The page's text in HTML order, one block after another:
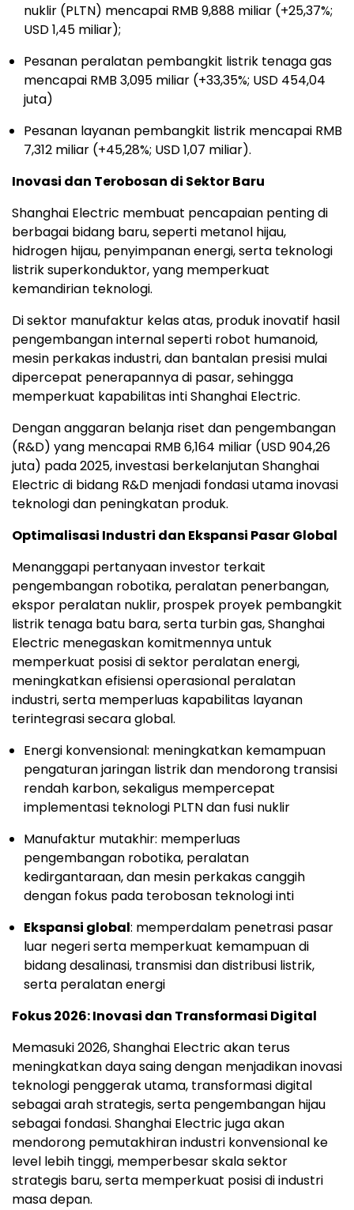
nuklir (PLTN) mencapai RMB 9,888 miliar (+25,37%;
USD 1,45 miliar);
Pesanan peralatan pembangkit listrik tenaga gas
mencapai RMB 3,095 miliar (+33,35%; USD 454,04
juta)
Pesanan layanan pembangkit listrik mencapai RMB
7,312 miliar (+45,28%; USD 1,07 miliar).
Inovasi dan Terobosan di Sektor Baru
Shanghai Electric membuat pencapaian penting di
berbagai bidang baru, seperti metanol hijau,
hidrogen hijau, penyimpanan energi, serta teknologi
listrik superkonduktor, yang memperkuat
kemandirian teknologi.
Di sektor manufaktur kelas atas, produk inovatif hasil
pengembangan internal seperti robot humanoid,
mesin perkakas industri, dan bantalan presisi mulai
dipercepat penerapannya di pasar, sehingga
memperkuat kapabilitas inti Shanghai Electric.
Dengan anggaran belanja riset dan pengembangan
(R&D) yang mencapai RMB 6,164 miliar (USD 904,26
juta) pada 2025, investasi berkelanjutan Shanghai
Electric di bidang R&D menjadi fondasi utama inovasi
teknologi dan peningkatan produk.
Optimalisasi Industri dan Ekspansi Pasar Global
Menanggapi pertanyaan investor terkait
pengembangan robotika, peralatan penerbangan,
ekspor peralatan nuklir, prospek proyek pembangkit
listrik tenaga batu bara, serta turbin gas, Shanghai
Electric menegaskan komitmennya untuk
memperkuat posisi di sektor peralatan energi,
meningkatkan efisiensi operasional peralatan
industri, serta memperluas kapabilitas layanan
terintegrasi secara global.
Energi konvensional: meningkatkan kemampuan
pengaturan jaringan listrik dan mendorong transisi
rendah karbon, sekaligus mempercepat
implementasi teknologi PLTN dan fusi nuklir
Manufaktur mutakhir: memperluas
pengembangan robotika, peralatan
kedirgantaraan, dan mesin perkakas canggih
dengan fokus pada terobosan teknologi inti
Ekspansi global: memperdalam penetrasi pasar
luar negeri serta memperkuat kemampuan di
bidang desalinasi, transmisi dan distribusi listrik,
serta peralatan energi
Fokus 2026: Inovasi dan Transformasi Digital
Memasuki 2026, Shanghai Electric akan terus
meningkatkan daya saing dengan menjadikan inovasi
teknologi penggerak utama, transformasi digital
sebagai arah strategis, serta pengembangan hijau
sebagai fondasi. Shanghai Electric juga akan
mendorong pemutakhiran industri konvensional ke
level lebih tinggi, memperbesar skala sektor
strategis baru, serta memperkuat posisi di industri
masa depan.